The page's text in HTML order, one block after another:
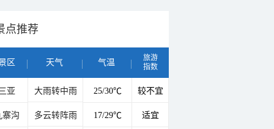
点推荐
区 天气 气温
旅游
指数
亚 大雨转中雨 25/30℃ 较不宜
寨沟 多云转阵雨 17/29℃ 适宜